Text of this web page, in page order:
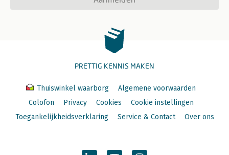
PRETTIG KENNIS MAKEN
Thuiswinkel waarborg
Algemene voorwaarden
Colofon
Privacy Cookies
Cookie instellingen
Toegankelijkheidsverklaring
Service & Contact Over ons